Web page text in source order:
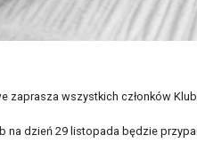
zaprasza wszystkich członków
na dzień 29 listopada będzie